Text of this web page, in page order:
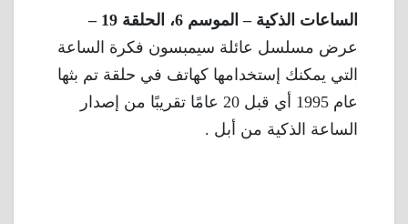
الساعات الذكية – الموسم 6، الحلقة 19 –
عرض مسلسل عائلة سيمبسون فكرة الساعة
التي يمكنك إستخدامها كهاتف في حلقة تم بثها
عام 1995 أي قبل 20 عامًا تقريبًا من إصدار
الساعة الذكية من أبل .